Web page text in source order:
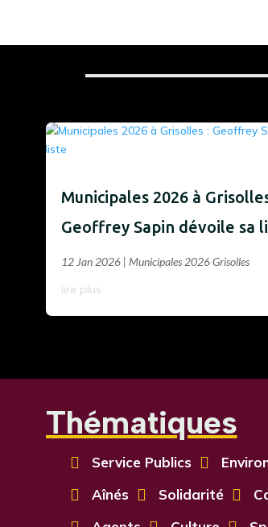
Municipales 2026 à
Geoffrey Sapin dévoile sa
12 Jan 2026| Municipales 2026 Grisolles
lire plus
Thématiques
 Service Publics 

Aînés  Solidarité 